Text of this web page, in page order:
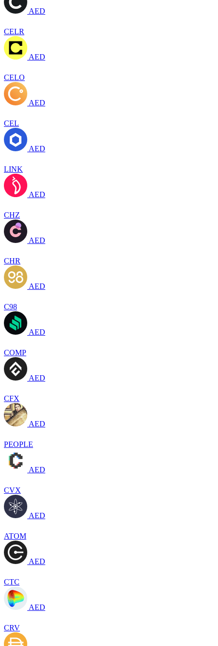
AED
CELR
AED
CELO
AED
CEL
AED
LINK
AED
CHZ
AED
CHR
AED
C98
AED
COMP
AED
CFX
AED
PEOPLE
AED
CVX
AED
ATOM
AED
CTC
AED
CRV